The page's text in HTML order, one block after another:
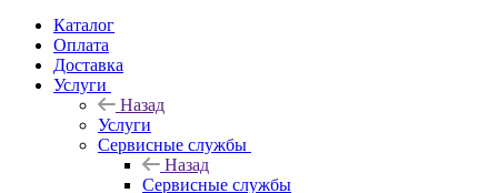
Каталог
Оплата
Доставка
Услуги
Назад
Услуги
Сервисные службы
Назад
Сервисные службы